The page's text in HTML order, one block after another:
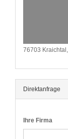
76703
Direktanfrage
Ihre Firma